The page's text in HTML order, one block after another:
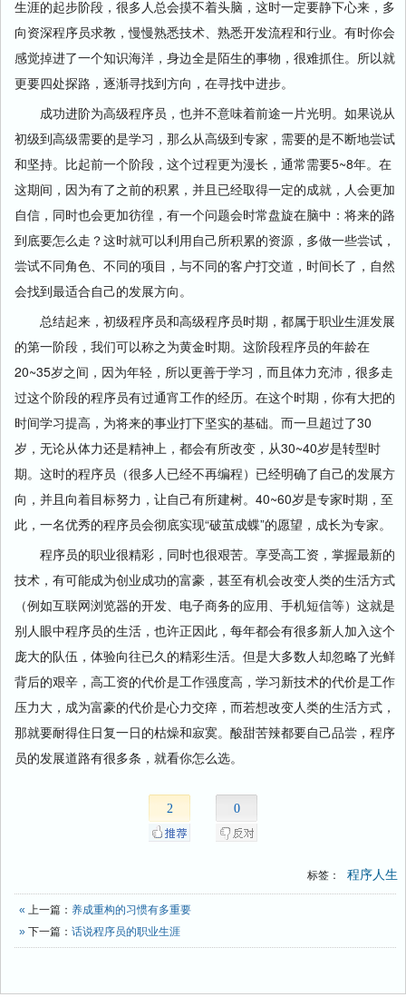
生涯的起步阶段，很多人总会摸不着头脑，这时一定要静下心来，多
向资深程序员求教，慢慢熟悉技术、熟悉开发流程和行业。有时你会
感觉掉进了一个知识海洋，身边全是陌生的事物，很难抓住。所以就
更要四处探路，逐渐寻找到方向，在寻找中进步。
成功进阶为高级程序员，也并不意味着前途一片光明。如果说从
初级到高级需要的是学习，那么从高级到专家，需要的是不断地尝试
和坚持。比起前一个阶段，这个过程更为漫长，通常需要5~8年。在
这期间，因为有了之前的积累，并且已经取得一定的成就，人会更加
自信，同时也会更加彷徨，有一个问题会时常盘旋在脑中：将来的路
到底要怎么走？这时就可以利用自己所积累的资源，多做一些尝试，
尝试不同角色、不同的项目，与不同的客户打交道，时间长了，自然
会找到最适合自己的发展方向。
总结起来，初级程序员和高级程序员时期，都属于职业生涯发展
的第一阶段，我们可以称之为黄金时期。这阶段程序员的年龄在
20~35岁之间，因为年轻，所以更善于学习，而且体力充沛，很多走
过这个阶段的程序员有过通宵工作的经历。在这个时期，你有大把的
时间学习提高，为将来的事业打下坚实的基础。而一旦超过了30
岁，无论从体力还是精神上，都会有所改变，从30~40岁是转型时
期。这时的程序员（很多人已经不再编程）已经明确了自己的发展方
向，并且向着目标努力，让自己有所建树。40~60岁是专家时期，至
此，一名优秀的程序员会彻底实现“破茧成蝶”的愿望，成长为专家。
程序员的职业很精彩，同时也很艰苦。享受高工资，掌握最新的
技术，有可能成为创业成功的富豪，甚至有机会改变人类的生活方式
（例如互联网浏览器的开发、电子商务的应用、手机短信等）这就是
别人眼中程序员的生活，也许正因此，每年都会有很多新人加入这个
庞大的队伍，体验向往已久的精彩生活。但是大多数人却忽略了光鲜
背后的艰辛，高工资的代价是工作强度高，学习新技术的代价是工作
压力大，成为富豪的代价是心力交瘁，而若想改变人类的生活方式，
那就要耐得住日复一日的枯燥和寂寞。酸甜苦辣都要自己品尝，程序
员的发展道路有很多条，就看你怎么选。
2 0
标签： 程序人生
« 上一篇： 养成重构的习惯有多重要
» 下一篇： 话说程序员的职业生涯